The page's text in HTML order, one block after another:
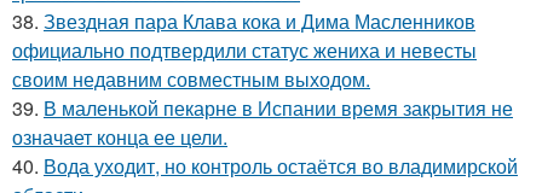
38. Звездная пара Клава кока и Дима Масленников
официально подтвердили статус жениха и невесты
своим недавним совместным выходом.
39. В маленькой пекарне в Испании время закрытия не
означает конца ее цели.
40. Вода уходит, но контроль остаётся во владимирской